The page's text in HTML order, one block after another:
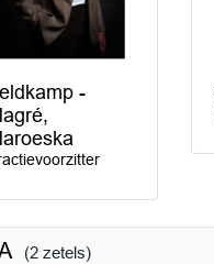
-
(2 zetels)